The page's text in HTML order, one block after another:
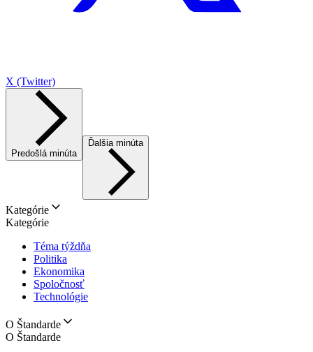
X (Twitter)
Predošlá minúta
Ďalšia minúta
Kategórie
Kategórie
Téma týždňa
Politika
Ekonomika
Spoločnosť
Technológie
O Štandarde
O Štandarde